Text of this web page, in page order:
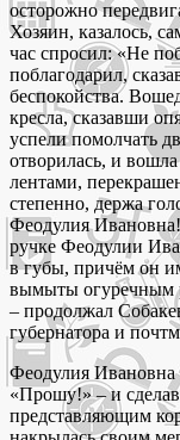
осторожно
Хозяин, казалось,
час спросил: «Не
поблагодарил,
беспокойства.
кресла, сказавши
успели помолчать
отворилась, и
лентами,
степенно, держа
Феодулия
ручке Феодулии
в губы, причём он
вымыты огуречным
– продолжал
губернатора и
Феодулия Ивановна
«Прошу!» – и
представляющим